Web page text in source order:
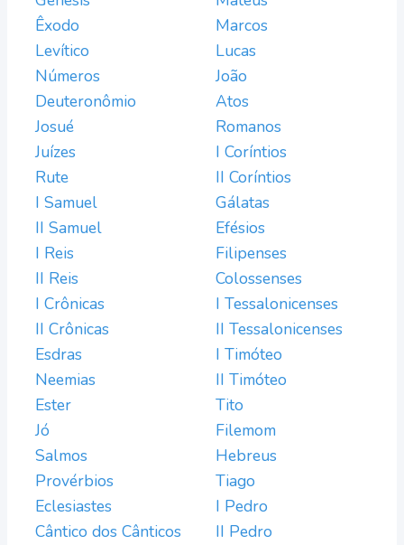
Êxodo
Levítico
Números
Deuteronômio
Josué
Juízes
Rute
I Samuel
II Samuel
I Reis
II Reis
I Crônicas
II Crônicas
Esdras
Neemias
Ester
Jó
Salmos
Provérbios
Eclesiastes
Cântico dos Cânticos
Marcos
Lucas
João
Atos
Romanos
I Coríntios
II Coríntios
Gálatas
Efésios
Filipenses
Colossenses
I Tessalonicenses
II Tessalonicenses
I Timóteo
II Timóteo
Tito
Filemom
Hebreus
Tiago
I Pedro
II Pedro